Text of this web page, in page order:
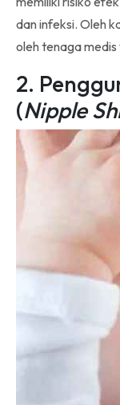
dan infeksi. Oleh
oleh tenaga
2.
(Nipple